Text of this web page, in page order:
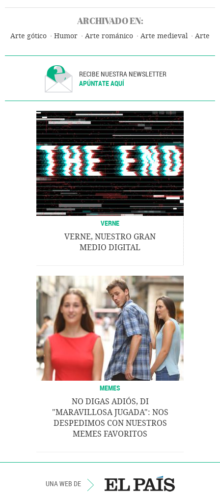
ARCHIVADO EN:
Arte gótico Humor Arte románico Arte medieval Arte
RECIBE NUESTRA NEWSLETTER
APÚNTATE AQUÍ
VERNE
VERNE, NUESTRO GRAN
MEDIO DIGITAL
MEMES
NO DIGAS ADIÓS, DI
"MARAVILLOSA JUGADA": NOS
DESPEDIMOS CON NUESTROS
MEMES FAVORITOS
UNA WEB DE